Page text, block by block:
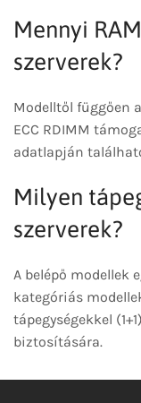
Mennyi
szerverek?
Modelltől függően
ECC RDIMM
adatlapján
Milyen
szerverek?
A belépő modellek
kategóriás
tápegységekkel
biztosítására.